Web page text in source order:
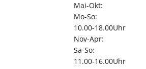
Mai-Okt:
Mo-So:
10.00-18.00Uhr
Nov-Apr:
Sa-So:
11.00-16.00Uhr